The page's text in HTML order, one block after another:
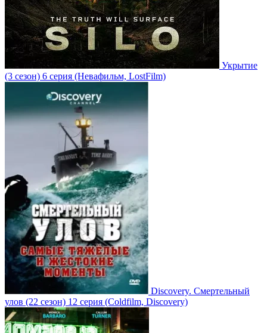
Укрытие
(3 сезон) 6 серия (Невафильм, LostFilm)
Discovery. Смертельный
улов (22 сезон) 12 серия (Coldfilm, Discovery)